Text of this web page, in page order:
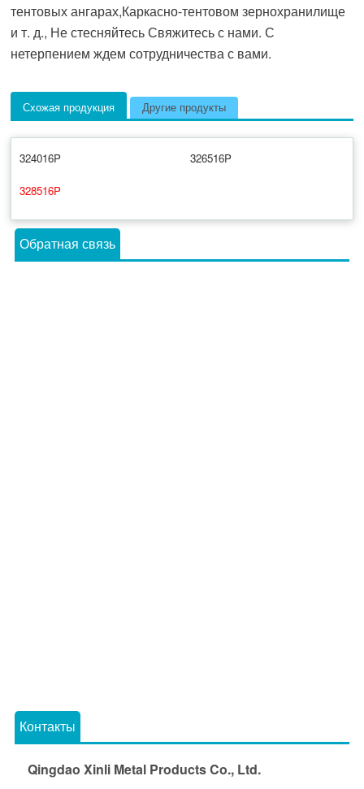
тентовых ангарах,Каркасно-тентовом зернохранилище
и т. д., Не стесняйтесь Свяжитесь с нами. С
нетерпением ждем сотрудничества с вами.
Схожая продукция Другие продукты
324016P 326516P
328516P
Обратная связь
Контакты
Qingdao Xinli Metal Products Co., Ltd.